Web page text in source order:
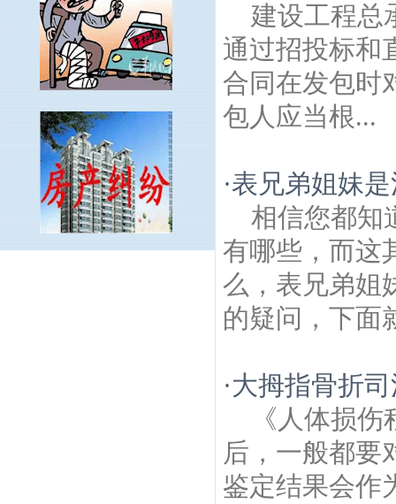
建设工程
通过招投标和
合同在发包时
包人应当根...
·表兄弟姐妹
相信您都知
有哪些，而这
么，表兄弟姐
的疑问，下面
·大拇指骨折
《人体损
后，一般都要
鉴定结果会作